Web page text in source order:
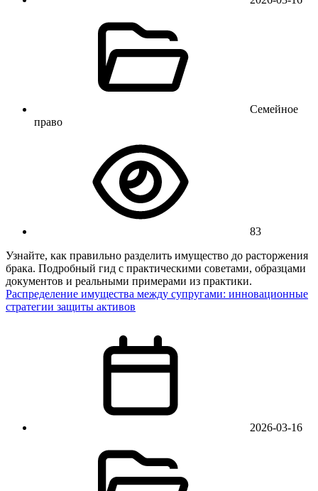
Семейное
право
83
Узнайте, как правильно разделить имущество до расторжения
брака. Подробный гид с практическими советами, образцами
документов и реальными примерами из практики.
Распределение имущества между супругами: инновационные
стратегии защиты активов
2026-03-16